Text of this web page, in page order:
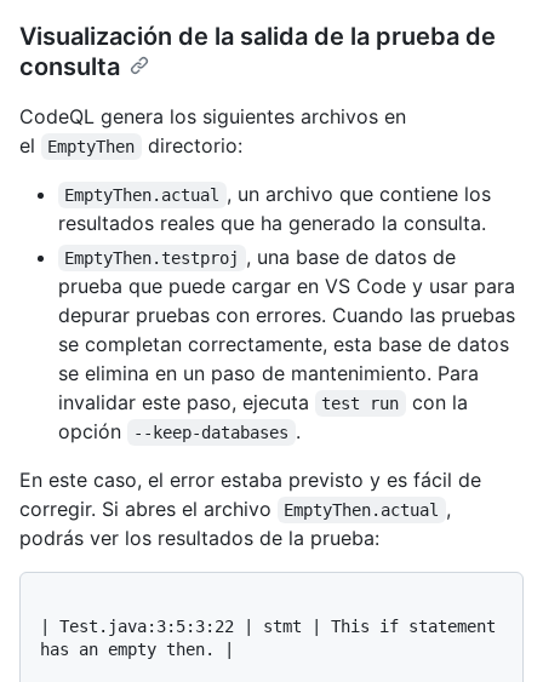
Visualización de la salida de la prueba de
consulta
CodeQL genera los siguientes archivos en
el
EmptyThen directorio:
EmptyThen.actual
, un archivo que contiene los
resultados reales que ha generado la consulta.
EmptyThen.testproj , una base de datos de
prueba que puede cargar en VS Code y usar para
depurar pruebas con errores. Cuando las pruebas
se completan correctamente, esta base de datos
se elimina en un paso de mantenimiento. Para
invalidar este paso, ejecuta
test run
con la
opción
--keep-databases .
En este caso, el error estaba previsto y es fácil de
corregir. Si abres el archivo
EmptyThen.actual
,
podrás ver los resultados de la prueba:
| Test.java:3:5:3:22 | stmt | This if statement
has an empty then. |